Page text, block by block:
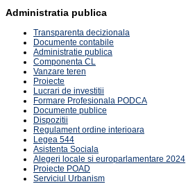
Administratia publica
Transparenta decizionala
Documente contabile
Administratie publica
Componenta CL
Vanzare teren
Proiecte
Lucrari de investitii
Formare Profesionala PODCA
Documente publice
Dispozitii
Regulament ordine interioara
Legea 544
Asistenta Sociala
Alegeri locale si europarlamentare 2024
Proiecte POAD
Serviciul Urbanism